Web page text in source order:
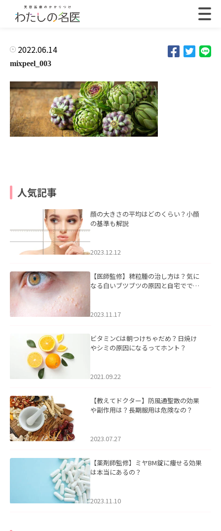
2022.06.14
mixpeel_003
人気記事
顔の大きさの平均はどのくらい？小顔
の基準も解説
2023.12.12
【医師監修】稗粒腫の治し方は？気に
なる白いブツブツの原因と自宅ででき
2023.11.17
ビタミンCは朝つけちゃだめ？日焼け
やシミの原因になるってホント？
2021.09.22
【教えてドクター】防風通聖散の効果
や副作用は？長期服用は危険なの？
2023.07.27
【薬剤師監修】ミヤBM錠に痩せる効果
は本当にあるの？
2023.11.10